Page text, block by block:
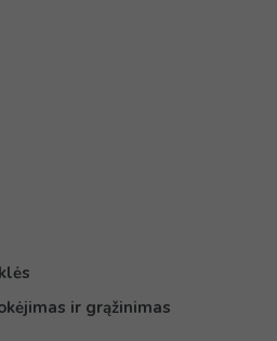
ir grąžinimas